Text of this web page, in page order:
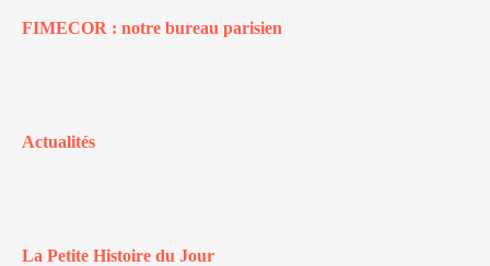
FIMECOR : notre bureau parisien
Actualités
La Petite Histoire du Jour